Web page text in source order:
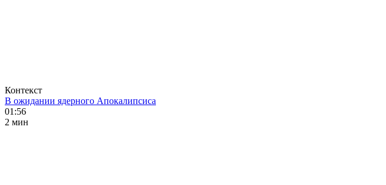
Контекст
В ожидании ядерного Апокалипсиса
01:56
2 мин